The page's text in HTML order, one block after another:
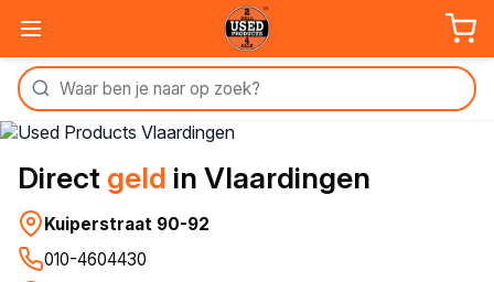
Direct geld in Vlaardingen
Kuiperstraat 90-92
010-4604430